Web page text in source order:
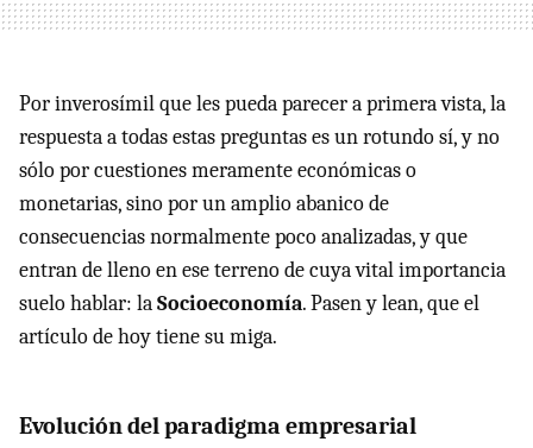
Por inverosímil que les pueda parecer a primera vista, la
respuesta a todas estas preguntas es un rotundo sí, y no
sólo por cuestiones meramente económicas o
monetarias, sino por un amplio abanico de
consecuencias normalmente poco analizadas, y que
entran de lleno en ese terreno de cuya vital importancia
suelo hablar: laSocioeconomía. Pasen y lean, que el
artículo de hoy tiene su miga.
Evolución del paradigma empresarial